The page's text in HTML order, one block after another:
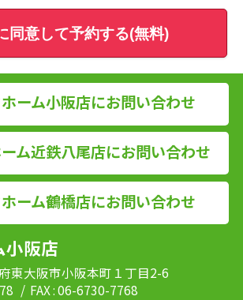
同意して予約する(無料)
ーム小阪店にお問い合わせ
ム近鉄八尾店にお問い合わせ
ーム鶴橋店にお問い合わせ
小阪店
東大阪市小阪本町１丁目2-6
/ FAX : 06-6730-7768